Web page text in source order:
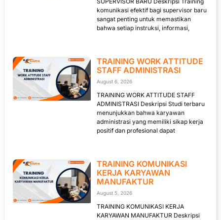
komunikasi efektif bagi supervisor baru
sangat penting untuk memastikan
bahwa setiap instruksi, informasi,
TRAINING WORK ATTITUDE
STAFF ADMINISTRASI
August 6, 2026
TRAINING WORK ATTITUDE STAFF
ADMINISTRASI Deskripsi Studi terbaru
menunjukkan bahwa karyawan
administrasi yang memiliki sikap kerja
positif dan profesional dapat
TRAINING KOMUNIKASI
KERJA KARYAWAN
MANUFAKTUR
August 5, 2026
TRAINING KOMUNIKASI KERJA
KARYAWAN MANUFAKTUR Deskripsi